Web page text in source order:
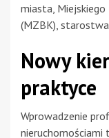
miasta,
(MZBK),
Nowy
praktyce
Wprowadzenie